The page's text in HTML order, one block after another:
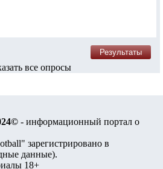
все опросы
- информационный портал о
зарегистрировано в
данные).
18+